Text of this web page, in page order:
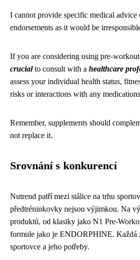
I cannot provide specific medical advice
endorsements as it would be
If you are considering using pre-
crucialto consult with a healthcare
assess your individual health status,
risks or interactions with any
Remember, supplements should
not replace it.
Srovnání s konkurencí
Nutrend patří mezi stálice na trhu
předtréninkovky nejsou výjimkou. Na
produktů, od klasiky jako N1 Pre-
formule jako je ENDORPHINE. Každá
sportovce a jeho potřeby.